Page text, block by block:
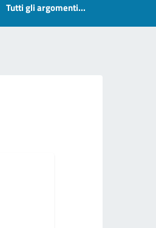
Tutti gli argomenti...